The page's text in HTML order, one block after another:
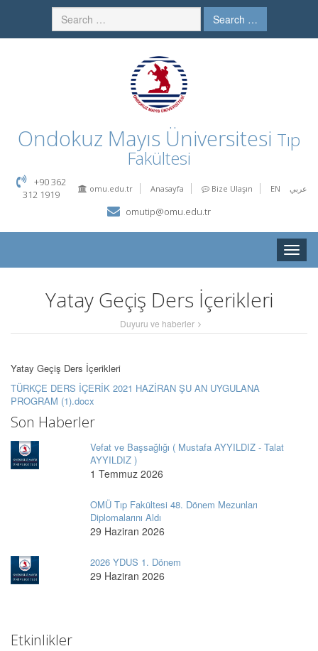
Search …
Ondokuz Mayıs Üniversitesi Tıp
Fakültesi
omu.edu.tr Anasayfa Bize Ulaşın EN عربي
+90 362
312 1919
omutip@omu.edu.tr
Toggle
Yatay Geçiş Ders İçerikleri
Duyuru ve haberler
Yatay Geçiş Ders İçerikleri
TÜRKÇE DERS İÇERİK 2021 HAZİRAN ŞU AN UYGULANA
PROGRAM (1).docx
Son Haberler
Vefat ve Başsağlığı ( Mustafa AYYILDIZ - Talat
AYYILDIZ )
1 Temmuz 2026
OMÜ Tıp Fakültesi 48. Dönem Mezunları
Diplomalarını Aldı
29 Haziran 2026
2026 YDUS 1. Dönem
29 Haziran 2026
Etkinlikler